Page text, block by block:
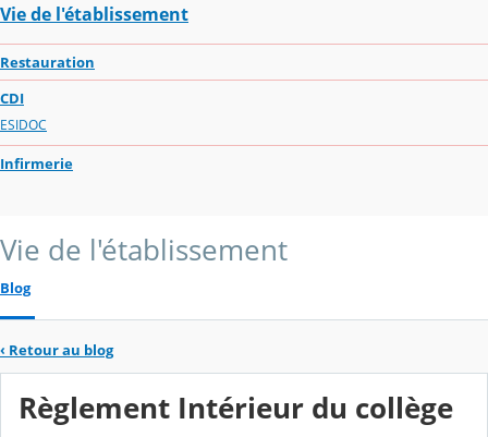
Vie de l'établissement
Restauration
CDI
ESIDOC
Infirmerie
Vie de l'établissement
Blog
‹ Retour au blog
Règlement Intérieur du collège